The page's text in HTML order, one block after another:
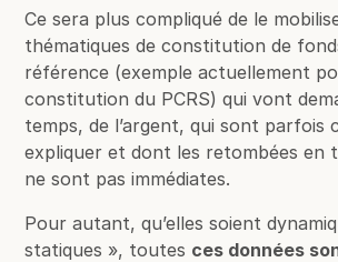
Ce sera plus compliqué de le
thématiques de constitution de
référence (exemple actuellement
constitution du PCRS) qui vont
temps, de l’argent, qui sont parfois
expliquer et dont les retombées en
ne sont pas immédiates.
Pour autant, qu’elles soient
statiques », toutes ces données